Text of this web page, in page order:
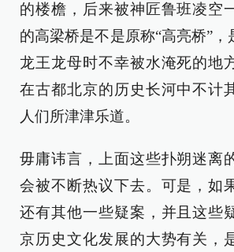
的楼檐，后来被神匠鲁班凌空
的高梁桥是不是原称“高亮桥”
龙王龙母时不幸被水淹死的地
在古都北京的历史长河中不计
人们所津津乐道。
毋庸讳言，上面这些扑朔迷离
会被不断热议下去。可是，如
还有其他一些疑案，并且这些
京历史文化发展的大势有关，